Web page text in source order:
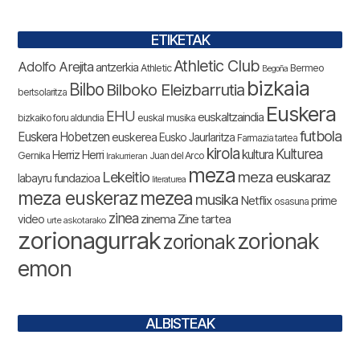
ETIKETAK
Adolfo Arejitaantzerkia Athletic Athletic Club Begoña Bermeo
bertsolaritza Bilbo Bilboko Eleizbarrutia bizkaia
bizkaiko foru aldundia EHU euskal musika euskaltzaindia Euskera
Euskera Hobetzeneuskerea Eusko Jaurlaritza Farmazia tartea futbola
Gernika Herriz Herri Irakurrieran Juan del Arco kirola kultura Kulturea
labayru fundazioa Lekeitio literaturea meza meza euskaraz
meza euskerazmezea musika Netflix osasuna prime
video urte askotarako zinea zinema Zine tartea
zorionagurrakzorionakzorionak
emon
ALBISTEAK